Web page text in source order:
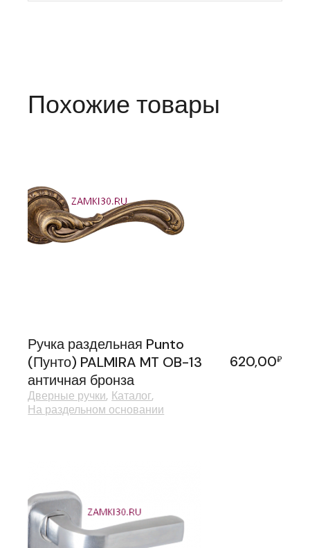
Похожие товары
Ручка раздельная Punto
(Пунто) PALMIRA MT OB-13
античная бронза
620,00₽
Дверные ручки Каталог
На раздельном основании